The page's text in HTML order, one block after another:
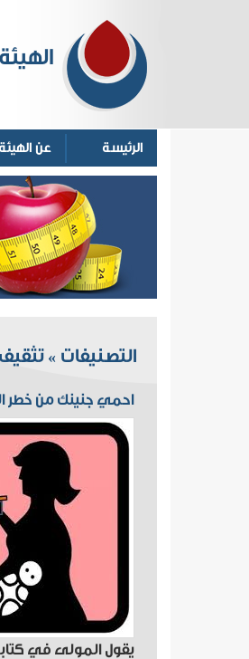
الرئيسة عن الهيئة
التصنيفات »
احمي جنينك من خطر
يقول المولى في